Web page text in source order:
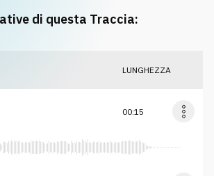
di questa Traccia:
LUNGHEZZA
00:15